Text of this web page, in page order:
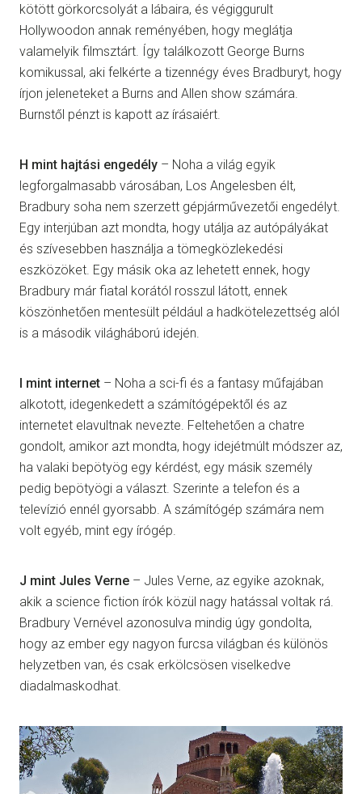
kötött görkorcsolyát a lábaira, és végiggurult
Hollywoodon annak reményében, hogy meglátja
valamelyik filmsztárt. Így találkozott George Burns
komikussal, aki felkérte a tizennégy éves Bradburyt, hogy
írjon jeleneteket a Burns and Allen show számára.
Burnstől pénzt is kapott az írásaiért.
H mint hajtási engedély – Noha a világ egyik
legforgalmasabb városában, Los Angelesben élt,
Bradbury soha nem szerzett gépjárművezetői engedélyt.
Egy interjúban azt mondta, hogy utálja az autópályákat
és szívesebben használja a tömegközlekedési
eszközöket. Egy másik oka az lehetett ennek, hogy
Bradbury már fiatal korától rosszul látott, ennek
köszönhetően mentesült például a hadkötelezettség alól
is a második világháború idején.
I mint internet – Noha a sci-fi és a fantasy műfajában
alkotott, idegenkedett a számítógépektől és az
internetet elavultnak nevezte. Feltehetően a chatre
gondolt, amikor azt mondta, hogy idejétmúlt módszer az,
ha valaki bepötyög egy kérdést, egy másik személy
pedig bepötyögi a választ. Szerinte a telefon és a
televízió ennél gyorsabb. A számítógép számára nem
volt egyéb, mint egy írógép.
J mint Jules Verne – Jules Verne, az egyike azoknak,
akik a science fiction írók közül nagy hatással voltak rá.
Bradbury Vernével azonosulva mindig úgy gondolta,
hogy az ember egy nagyon furcsa világban és különös
helyzetben van, és csak erkölcsösen viselkedve
diadalmaskodhat.